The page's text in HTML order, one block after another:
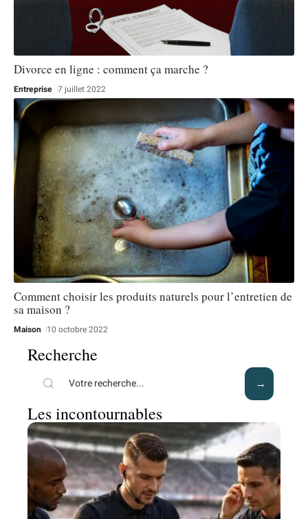
Divorce en ligne : comment ça marche ?
Entreprise 7 juillet 2022
Comment choisir les produits naturels pour l’entretien de
sa maison ?
Maison 10 octobre 2022
Recherche
Les incontournables